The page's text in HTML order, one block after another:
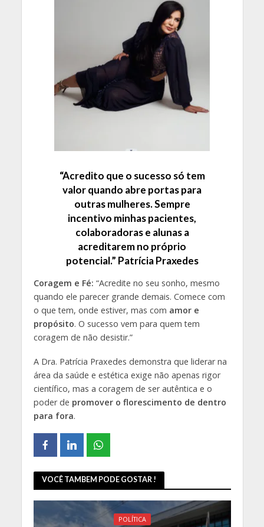
“Acredito que o sucesso só tem
valor quando abre portas para
outras mulheres. Sempre
incentivo minhas pacientes,
colaboradoras e alunas a
acreditarem no próprio
potencial.” Patrícia Praxedes
Coragem e Fé: “Acredite no seu sonho, mesmo
quando ele parecer grande demais. Comece com
o que tem, onde estiver, mas com amor e
propósito. O sucesso vem para quem tem
coragem de não desistir.”
A Dra. Patrícia Praxedes demonstra que liderar na
área da saúde e estética exige não apenas rigor
científico, mas a coragem de ser autêntica e o
poder de promover o florescimento de dentro
para fora.
VOCÊ TAMBEM PODE GOSTAR !
POLÍTICA